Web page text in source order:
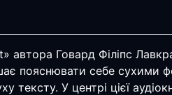
автора Говард Філіпс
пояснювати себе сухими
тексту. У центрі цієї